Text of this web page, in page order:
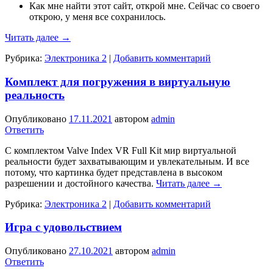
Как мне найти этот сайт, открой мне. Сейчас со своего
открою, у меня все сохранилось.
Читать далее →
Рубрика: Электроника 2 | Добавить комментарий
Комплект для погружения в виртуальную
реальность
Опубликовано 17.11.2021 автором admin
Ответить
С комплектом Valve Index VR Full Kit мир виртуальной
реальности будет захватывающим и увлекательным. И все
потому, что картинка будет представлена в высоком
разрешении и достойного качества. Читать далее →
Рубрика: Электроника 2 | Добавить комментарий
Игра с удовольствием
Опубликовано 27.10.2021 автором admin
Ответить